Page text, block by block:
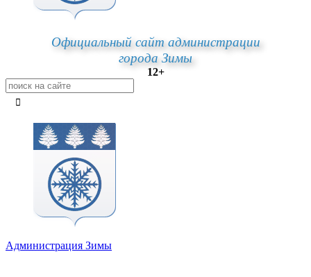
Официальный сайт администрации
города Зимы
12+
Администрация Зимы